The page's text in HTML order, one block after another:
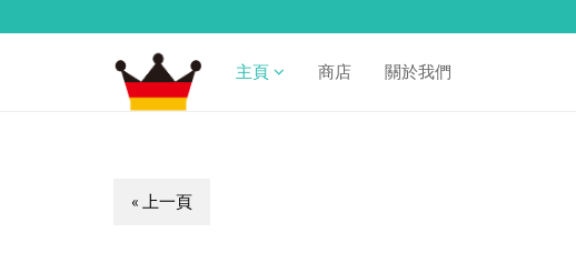
主頁 商店 關於我們
« 上一頁